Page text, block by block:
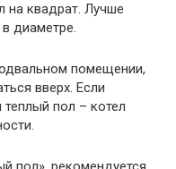
на квадрат. Лучше
диаметре.
помещении,
вверх. Если
пол – котел